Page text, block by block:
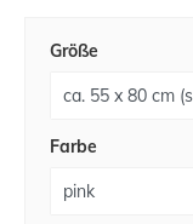
Größe
Farbe